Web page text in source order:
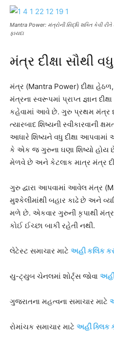
Mantra Power: મંત્રોની સિદ્ધિ શક્તિ કેવી
ફાયદા
મંત્ર દીક્ષા સૌથી
મંત્ર (Mantra Power) દીક્ષા
મંત્રના સ્વરૂપમાં પ્રાપ્ત જ્ઞાન
કહેવામાં આવે છે. ગુરુ પ્રથમ મંત્ર
ત્યારબાદ શિષ્યની સ્વીકારવાની
આધારે શિષ્યને વધુ દીક્ષા
કે એક જ ગુરુના ઘણા શિષ્યો હોય
મેળવે છે અને કેટલાક માત્ર મંત્ર
ગુરુ દ્વારા આપવામાં આવેલ મંત્ર
મુશ્કેલીમાંથી બહાર કાઢે છે અને
મળે છે. એકવાર ગુરુની કૃપાથી મંત્ર
કોઈ ઈચ્છા બાકી રહેતી નથી.
લેટેસ્ટ સમાચાર માટે અહી કલિક
યુ-ટ્યુબ ચેનલમાં શોર્ટ્સ જોવા
ગુજરાતના મહત્વના સમાચાર માટે
રોમાંચક સમાચાર માટે અહીં ક્લિક